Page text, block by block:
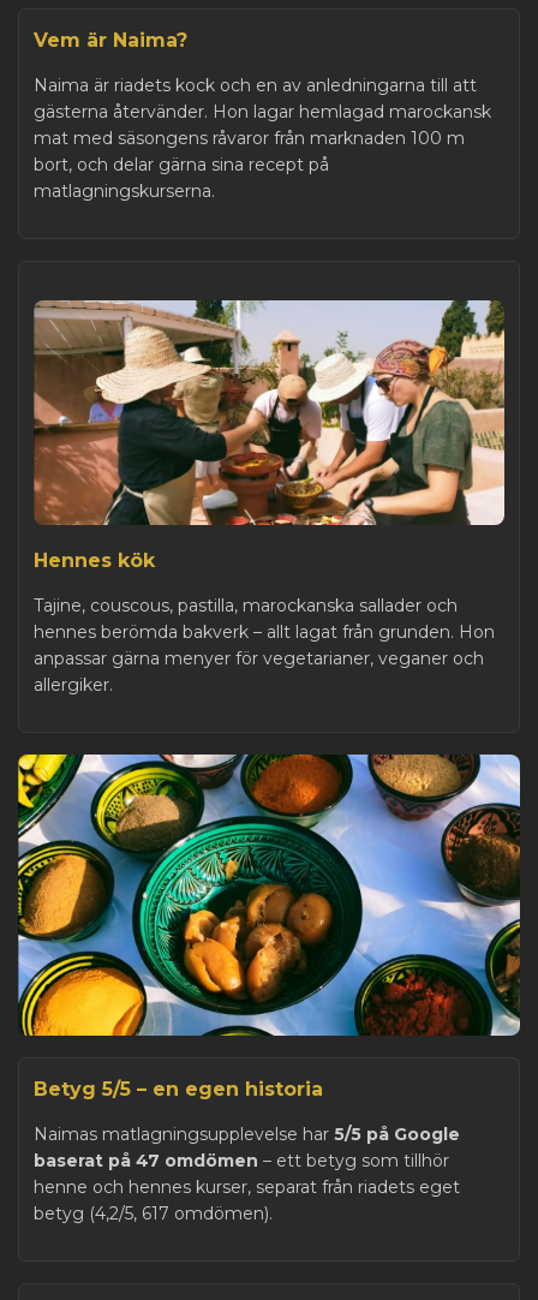
Vem är Naima?
Naima är riadets kock och en av anledningarna till att
gästerna återvänder. Hon lagar hemlagad marockansk
mat med säsongens råvaror från marknaden 100 m
bort, och delar gärna sina recept på
matlagningskurserna.
Hennes kök
Tajine, couscous, pastilla, marockanska sallader och
hennes berömda bakverk – allt lagat från grunden. Hon
anpassar gärna menyer för vegetarianer, veganer och
allergiker.
Betyg 5/5 – en egen historia
Naimas matlagningsupplevelse har 5/5 på Google
baserat på 47 omdömen – ett betyg som tillhör
henne och hennes kurser, separat från riadets eget
betyg (4,2/5, 617 omdömen).